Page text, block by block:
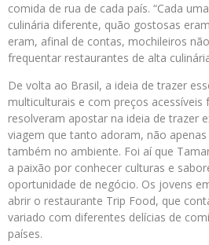
comida de rua de cada país. “Cada
culinária diferente, quão gostosas
eram, afinal de contas, mochileiros
frequentar restaurantes de alta
De volta ao Brasil, a ideia de trazer
multiculturais e com preços
resolveram apostar na ideia de trazer
viagem que tanto adoram, não
também no ambiente. Foi aí que
a paixão por conhecer culturas e
oportunidade de negócio. Os jovens
abrir o restaurante Trip Food, que
variado com diferentes delícias de
países.